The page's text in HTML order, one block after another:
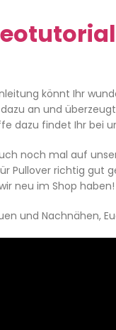
könnt Ihr
an und
dazu findet Ihr bei
noch mal auf
Pullover richtig gut
neu im Shop
und Nachnähen,